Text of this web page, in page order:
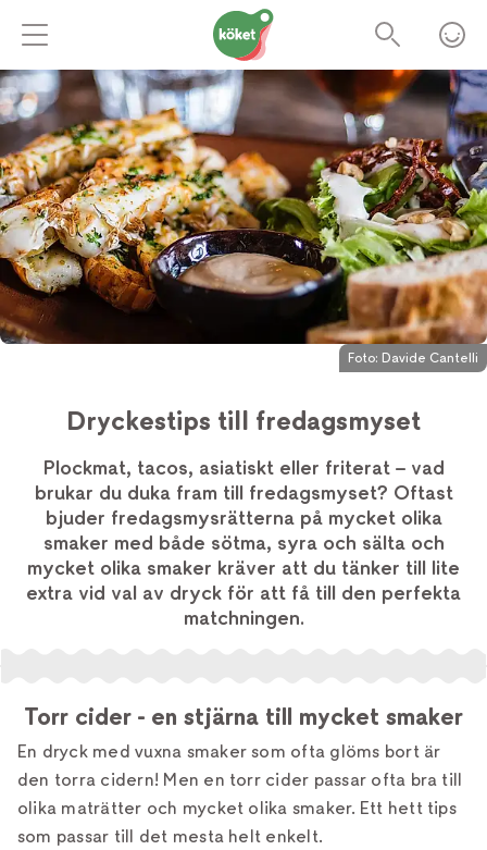
Foto: Davide Cantelli
Dryckestips till fredagsmyset
Plockmat, tacos, asiatiskt eller friterat – vad
brukar du duka fram till fredagsmyset? Oftast
bjuder fredagsmysrätterna på mycket olika
smaker med både sötma, syra och sälta och
mycket olika smaker kräver att du tänker till lite
extra vid val av dryck för att få till den perfekta
matchningen.
Torr cider - en stjärna till mycket smaker
En dryck med vuxna smaker som ofta glöms bort är
den torra cidern! Men en torr cider passar ofta bra till
olika maträtter och mycket olika smaker. Ett hett tips
som passar till det mesta helt enkelt.